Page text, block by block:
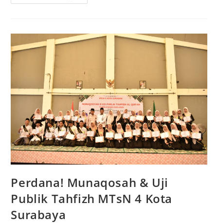
At-
4
Wisudawan
Kelas
9
Raih
5
Penghargaan
Terbaik
Perdana! Munaqosah & Uji
Publik Tahfizh MTsN 4 Kota
Surabaya